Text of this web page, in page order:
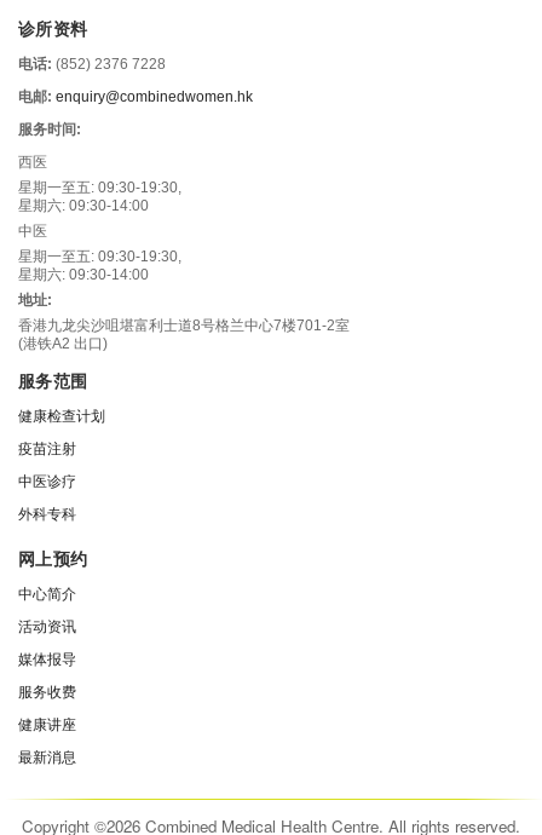
诊所资料
电话: (852) 2376 7228
电邮: enquiry@combinedwomen.hk
服务时间:
西医
星期一至五: 09:30-19:30,
星期六: 09:30-14:00
中医
星期一至五: 09:30-19:30,
星期六: 09:30-14:00
地址:
香港九龙尖沙咀堪富利士道8号格兰中心7楼701-2室
(港铁A2 出口)
服务范围
健康检查计划
疫苗注射
中医诊疗
外科专科
网上预约
中心简介
活动资讯
媒体报导
服务收费
健康讲座
最新消息
Copyright ©2026 Combined Medical Health Centre. All rights reserved.